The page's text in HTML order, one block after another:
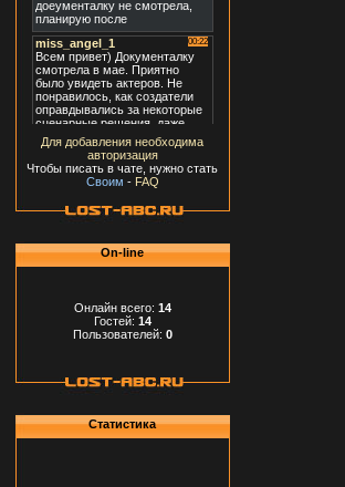
Для добавления необходима
авторизация
Чтобы писать в чате, нужно стать
Своим - FAQ
On-line
Онлайн всего: 14
Гостей: 14
Пользователей: 0
Статистика